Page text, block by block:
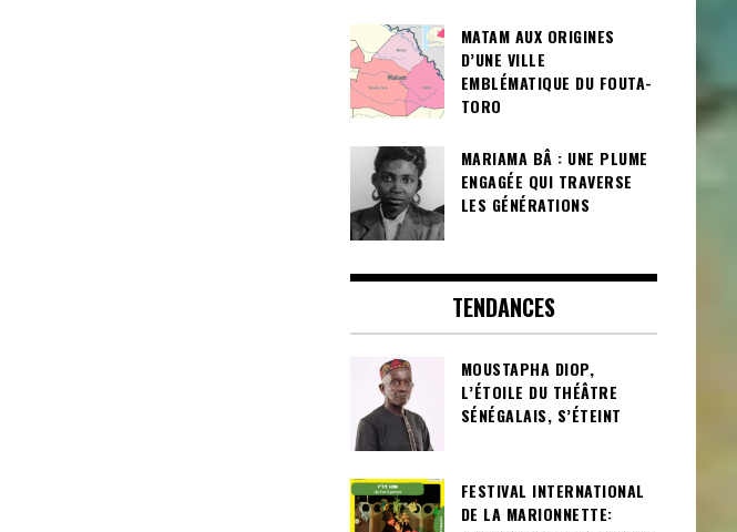
MATAM AUX ORIGINES
D’UNE VILLE
EMBLÉMATIQUE DU FOUTA-
TORO
MARIAMA BÂ : UNE PLUME
ENGAGÉE QUI TRAVERSE
LES GÉNÉRATIONS
TENDANCES
MOUSTAPHA DIOP,
L’ÉTOILE DU THÉÂTRE
SÉNÉGALAIS, S’ÉTEINT
FESTIVAL INTERNATIONAL
DE LA MARIONNETTE: